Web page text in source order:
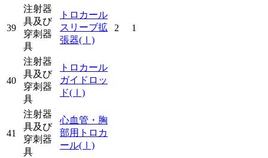
39
注射器
具及び
穿刺器
具
トロカール
スリーブ拡
張器(Ⅰ)
2 1
40
注射器
具及び
穿刺器
具
トロカール
ガイドロッ
ド(Ⅰ)
41
注射器
具及び
穿刺器
具
心血管・胸
部用トロカ
ール(Ⅰ)